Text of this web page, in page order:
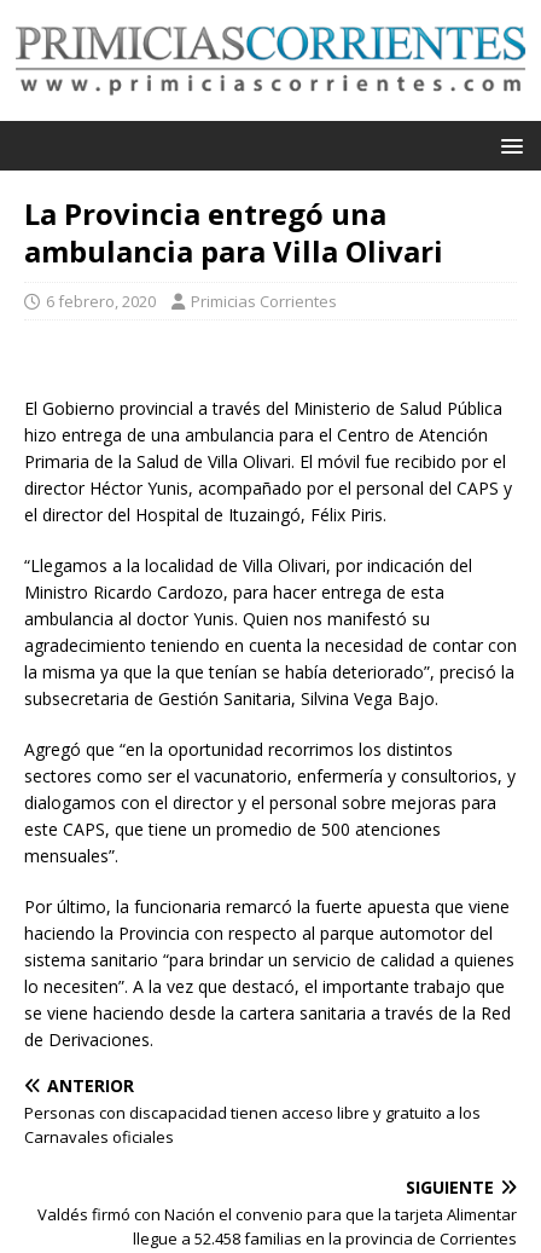
La Provincia entregó una
ambulancia para Villa Olivari
6 febrero, 2020 Primicias Corrientes
El Gobierno provincial a través del Ministerio de Salud Pública
hizo entrega de una ambulancia para el Centro de Atención
Primaria de la Salud de Villa Olivari. El móvil fue recibido por el
director Héctor Yunis, acompañado por el personal del CAPS y
el director del Hospital de Ituzaingó, Félix Piris.
“Llegamos a la localidad de Villa Olivari, por indicación del
Ministro Ricardo Cardozo, para hacer entrega de esta
ambulancia al doctor Yunis. Quien nos manifestó su
agradecimiento teniendo en cuenta la necesidad de contar con
la misma ya que la que tenían se había deteriorado”, precisó la
subsecretaria de Gestión Sanitaria, Silvina Vega Bajo.
Agregó que “en la oportunidad recorrimos los distintos
sectores como ser el vacunatorio, enfermería y consultorios, y
dialogamos con el director y el personal sobre mejoras para
este CAPS, que tiene un promedio de 500 atenciones
mensuales”.
Por último, la funcionaria remarcó la fuerte apuesta que viene
haciendo la Provincia con respecto al parque automotor del
sistema sanitario “para brindar un servicio de calidad a quienes
lo necesiten”. A la vez que destacó, el importante trabajo que
se viene haciendo desde la cartera sanitaria a través de la Red
de Derivaciones.
ANTERIOR
Personas con discapacidad tienen acceso libre y gratuito a los
Carnavales oficiales
SIGUIENTE
Valdés firmó con Nación el convenio para que la tarjeta Alimentar
llegue a 52.458 familias en la provincia de Corrientes